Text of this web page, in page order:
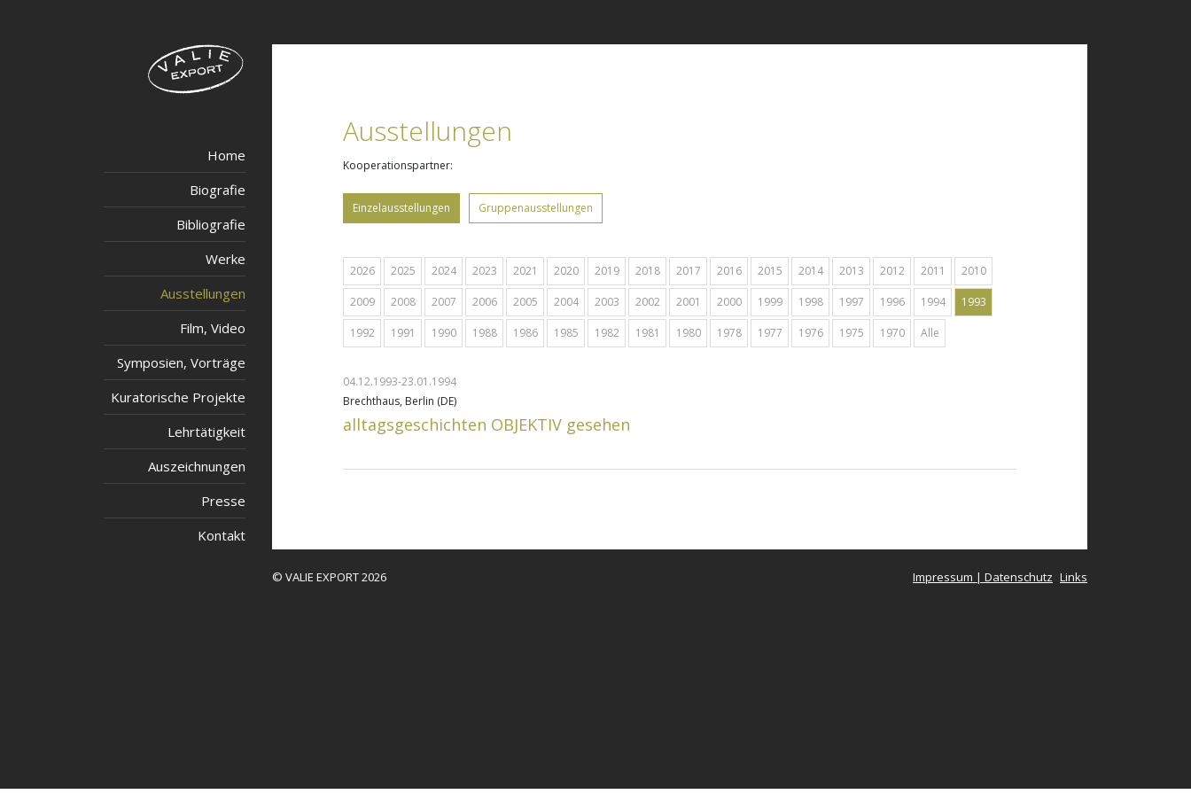
Home
Biografie
Bibliografie
Werke
Ausstellungen
Film, Video
Symposien, Vorträge
Kuratorische Projekte
Lehrtätigkeit
Auszeichnungen
Presse
Kontakt
Ausstellungen
Kooperationspartner:
Einzelausstellungen Gruppenausstellungen
2026 2025 2024 2023 2021 2020 2019 2018 2017 2016 2015 2014 2013 2012 2011 2010
2009 2008 2007 2006 2005 2004 2003 2002 2001 2000 1999 1998 1997 1996 1994 1993
1992 1991 1990 1988 1986 1985 1982 1981 1980 1978 1977 1976 1975 1970 Alle
04.12.1993-23.01.1994
Brechthaus, Berlin (DE)
alltagsgeschichten OBJEKTIV gesehen
© VALIE EXPORT 2026 Impressum | Datenschutz Links